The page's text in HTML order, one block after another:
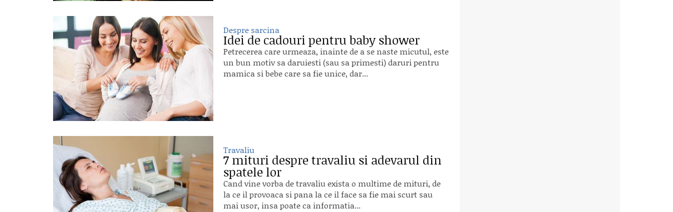
Despre sarcina
Idei de cadouri pentru baby shower
Petrecerea care urmeaza, inainte de a se naste micutul, este
un bun motiv sa daruiesti (sau sa primesti) daruri pentru
mamica si bebe care sa fie unice, dar...
Travaliu
7 mituri despre travaliu si adevarul din
spatele lor
Cand vine vorba de travaliu exista o multime de mituri, de
la ce il provoaca si pana la ce il face sa fie mai scurt sau
mai usor, insa poate ca informatia...